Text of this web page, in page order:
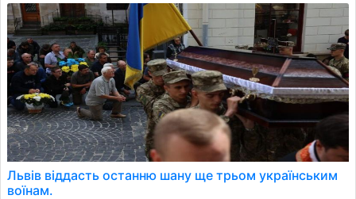
Львів віддасть останню шану ще трьом українським
воїнам.